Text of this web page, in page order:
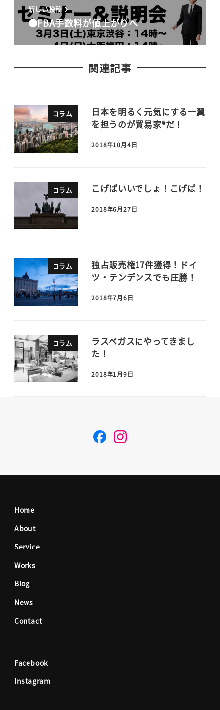
新しい投稿
●FBA手数料が値上がりへ
関連記事
コラム
日本を明るく元気にする一翼
を担うのが貿易家®だ！
2018年10月4日
コラム こげばいいでしょ！こげば！
2018年6月27日
コラム
独占販売権17件獲得！ドイ
ツ・テンデンスでも圧勝！
2018年7月6日
コラム
ラスベガスにやってきまし
た！
2018年1月9日
F I
Home
About
Service
Works
Blog
News
Contact
Facebook
Instagram